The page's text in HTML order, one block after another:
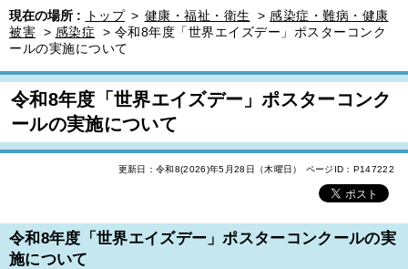
現在の場所 : トップ > 健康・福祉・衛生 > 感染症・難病・健康
被害 > 感染症 > 令和8年度「世界エイズデー」ポスターコンク
ールの実施について
令和8年度「世界エイズデー」ポスターコンク
ールの実施について
更新日：令和8(2026)年5月28日（木曜日） ページID：P147222
令和8年度「世界エイズデー」ポスターコンクールの実
施について